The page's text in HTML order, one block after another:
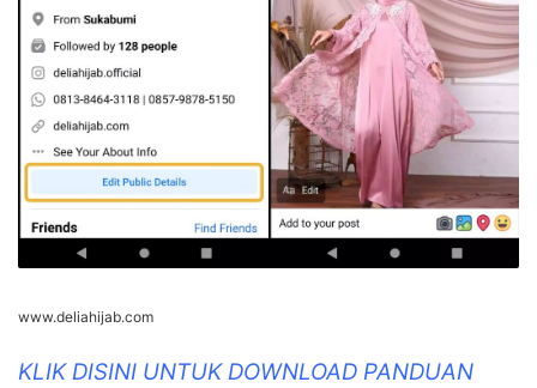
www.deliahijab.com
KLIK DISINI UNTUK DOWNLOAD PANDUAN